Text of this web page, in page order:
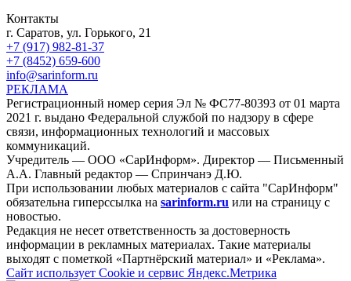
Контакты
г. Саратов, ул. Горького, 21
+7 (917) 982-81-37
+7 (8452) 659-600
info@sarinform.ru
РЕКЛАМА
Регистрационный номер серия Эл № ФС77-80393 от 01 марта
2021 г. выдано Федеральной службой по надзору в сфере
связи, информационных технологий и массовых
коммуникаций.
Учредитель — ООО «СарИнформ». Директор — Письменный
А.А. Главный редактор — Спринчанэ Д.Ю.
При использовании любых материалов с сайта "СарИнформ"
обязательна гиперссылка на sarinform.ru или на страницу с
новостью.
Редакция не несет ответственность за достоверность
информации в рекламных материалах. Такие материалы
выходят с пометкой «Партнёрский материал» и «Реклама».
Сайт использует Cookie и сервиc Яндекс.Метрика